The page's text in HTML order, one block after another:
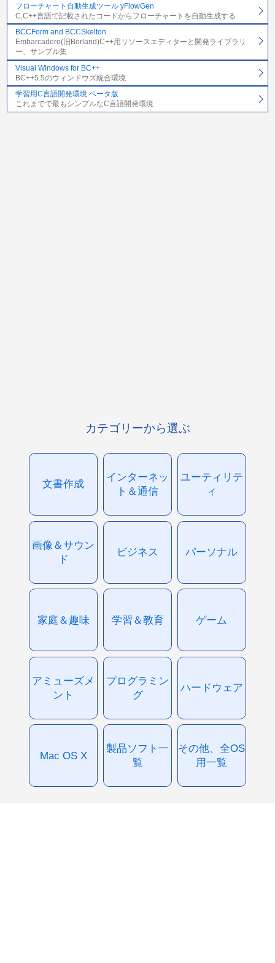
フローチャート自動生成ツール yFlowGen
C,C++言語で記載されたコードからフローチャートを自動生成する
BCCForm and BCCSkelton
Embarcadero(旧Borland)C++用リソースエディターと開発ライブラリ
ー、サンプル集
Visual Windows for BC++
BC++5.5のウィンドウズ統合環境
学習用C言語開発環境 ベータ版
これまでで最もシンプルなC言語開発環境
カテゴリーから選ぶ
文書作成
インターネッ
ト＆通信
ユーティリテ
ィ
画像＆サウン
ド
ビジネス パーソナル
家庭＆趣味 学習＆教育 ゲーム
アミューズメ
ント
プログラミン
グ
ハードウェア
Mac OS X
製品ソフト一
覧
その他、全OS
用一覧